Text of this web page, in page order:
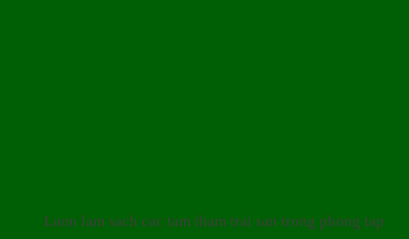
Luon lam sach cac tam tham trai san trong phong tap